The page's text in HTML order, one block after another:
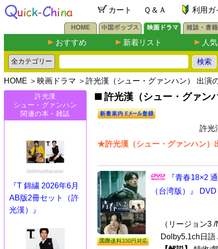
カート Ｑ＆Ａ 利用ガ
おすすめ 新着リスト 人
HOME ＞ 映画ドラマ ＞許光漢（シュー・グァンハン） 出演
許光漢
シュー・グァンハン
関連の本・雑誌
『T 錦繍 2026年6月
AB版2冊セット（許
光漢）』
許光漢（シュー・グァン
許光
★許光漢（シュー・グァンハン）
『青春18×2
（台湾版）』
（リージョン3
Dolby5.1ch日